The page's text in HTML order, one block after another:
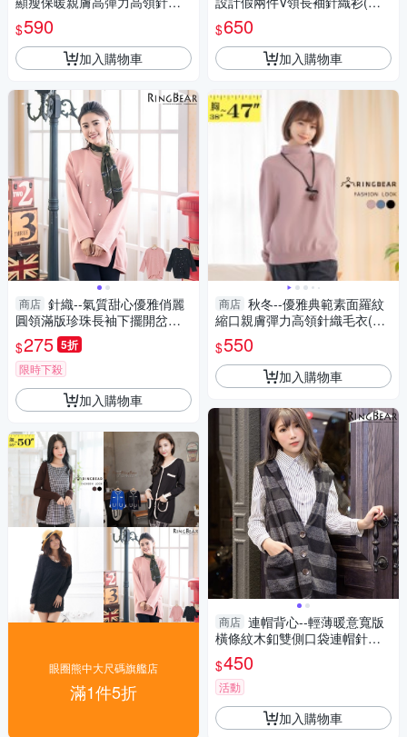
毛衣(黑.灰.可可XL-4L)-X243眼
圈熊中大尺碼
$590
加入購物車
商店 針織--氣質甜心優雅俏麗
圓領滿版珍珠長袖下擺開岔磨
毛長版上衣(黑.粉XL-5L)-A283
眼圈熊中大尺碼
$275 5折
限時下殺
加入購物車
眼圈熊中大尺碼旗艦店
滿1件5折
黑L-2L)-X549眼圈熊中大尺碼
$650
加入購物車
商店 秋冬--優雅典範素面羅紋
縮口親膚彈力高領針織毛衣(黑.
粉.藍XL-3L)-X453眼圈熊中大
尺碼
$550
加入購物車
商店 連帽背心--輕薄暖意寬版
橫條紋木釦雙側口袋連帽針織
長版背心(黑.灰XL-4L)-J293眼
圈熊中大尺碼
$450
活動
加入購物車